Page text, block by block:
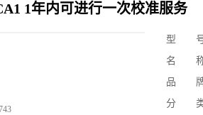
1年内可进行一次校准服务
型 号
名 称
品 牌
分 类